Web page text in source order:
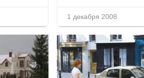
1 декабря 2008